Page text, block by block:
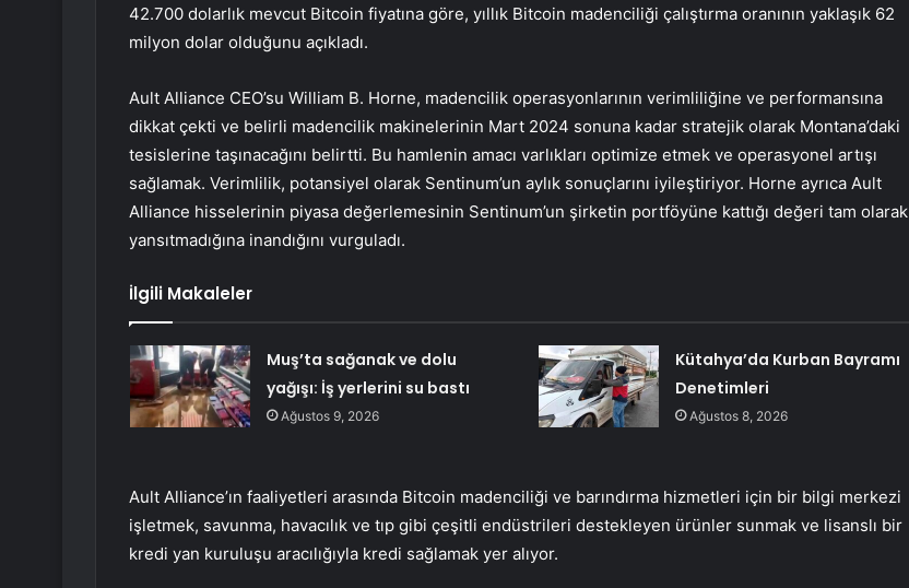
42.700 dolarlık mevcut Bitcoin fiyatına göre, yıllık Bitcoin madenciliği çalıştırma oranının yaklaşık 62
milyon dolar olduğunu açıkladı.
Ault Alliance CEO’su William B. Horne, madencilik operasyonlarının verimliliğine ve performansına
dikkat çekti ve belirli madencilik makinelerinin Mart 2024 sonuna kadar stratejik olarak Montana’daki
tesislerine taşınacağını belirtti. Bu hamlenin amacı varlıkları optimize etmek ve operasyonel artışı
sağlamak. Verimlilik, potansiyel olarak Sentinum’un aylık sonuçlarını iyileştiriyor. Horne ayrıca Ault
Alliance hisselerinin piyasa değerlemesinin Sentinum’un şirketin portföyüne kattığı değeri tam olarak
yansıtmadığına inandığını vurguladı.
İlgili Makaleler
Muş’ta sağanak ve dolu
yağışı: İş yerlerini su bastı
Ağustos 9, 2026
Kütahya’da Kurban Bayramı
Denetimleri
Ağustos 8, 2026
Ault Alliance’ın faaliyetleri arasında Bitcoin madenciliği ve barındırma hizmetleri için bir bilgi merkezi
işletmek, savunma, havacılık ve tıp gibi çeşitli endüstrileri destekleyen ürünler sunmak ve lisanslı bir
kredi yan kuruluşu aracılığıyla kredi sağlamak yer alıyor.